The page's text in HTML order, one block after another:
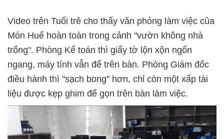
Video trên Tuổi trẻ cho thấy văn phòng làm việc của
Món Huế hoàn toàn trong cảnh "vườn không nhà
trống". Phòng Kế toán thì giấy tờ lộn xộn ngổn
ngang, máy tính vẫn để trên bàn. Phòng Giám đốc
điều hành thì "sạch bong" hơn, chỉ còn một xấp tài
liệu được kẹp ghim để gọn trên bàn làm việc.